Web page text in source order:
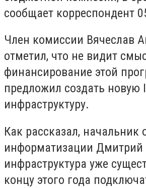
сообщает корреспондент
Член комиссии Вячеслав
отметил, что не видит
финансирование этой
предложил создать новую
инфраструктуру.
Как рассказал, начальник
информатизации Дмитрий
инфраструктура уже
концу этого года